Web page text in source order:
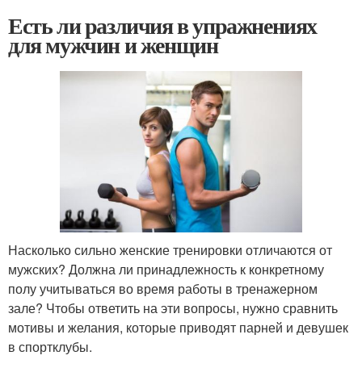
Есть ли различия в упражнениях
для мужчин и женщин
Насколько сильно женские тренировки отличаются от
мужских? Должна ли принадлежность к конкретному
полу учитываться во время работы в тренажерном
зале? Чтобы ответить на эти вопросы, нужно сравнить
мотивы и желания, которые приводят парней и девушек
в спортклубы.